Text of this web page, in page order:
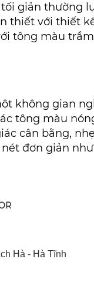
giản thường
thiết với thiết
tông màu
không gian
tông màu
cân bằng,
đơn giản
Hà - Hà Tĩnh